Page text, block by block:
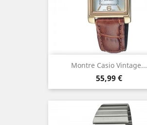
Montre Casio Vintage...
Prix
55,99 €